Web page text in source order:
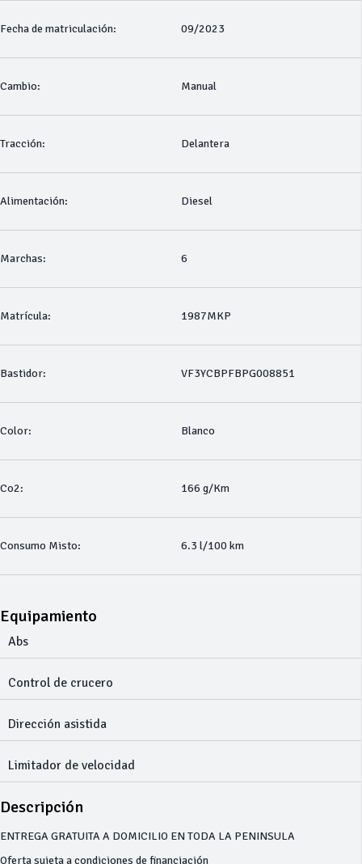
Fecha de matriculación: 09/2023
Cambio: Manual
Tracción: Delantera
Alimentación: Diesel
Marchas: 6
Matrícula: 1987MKP
Bastidor: VF3YCBPFBPG008851
Color: Blanco
Co2: 166 g/Km
Consumo Misto: 6.3 l/100 km
Equipamiento
Abs
Control de crucero
Dirección asistida
Limitador de velocidad
Descripción
ENTREGA GRATUITA A DOMICILIO EN TODA LA PENINSULA
Oferta sujeta a condiciones de financiación